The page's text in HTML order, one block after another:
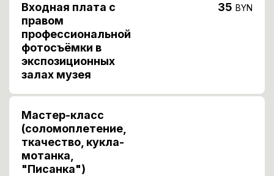
Входная плата с
правом
профессиональной
фотосъёмки в
экспозиционных
залах музея
35 BYN
Мастер-класс
(соломоплетение,
ткачество, кукла-
мотанка,
"Писанка")